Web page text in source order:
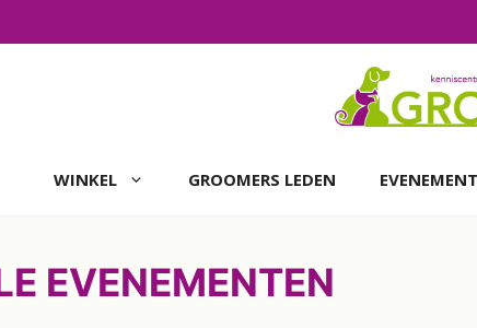
WINKEL GROOMERS LEDEN
EVENEMENTEN